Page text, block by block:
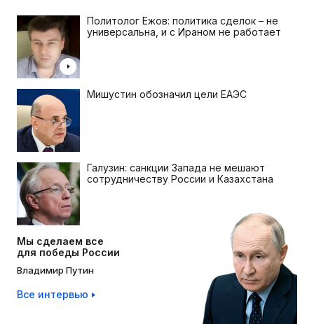
Политолог Ежов: политика сделок – не
универсальна, и с Ираном не работает
Мишустин обозначил цели ЕАЭС
Галузин: санкции Запада не мешают
сотрудничеству России и Казахстана
Мы сделаем все
для победы России
Владимир Путин
Все интервью